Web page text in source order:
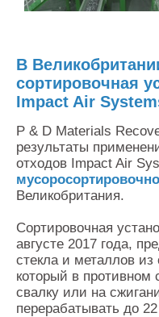
Оставить
В
сортировочная
Impact Air
P & D Materials
результаты
отходов Impact Air
Великобритания.
Сортировочная
августе 2017 года,
стекла и металлов из
который в
свалку или на
перерабатывать до